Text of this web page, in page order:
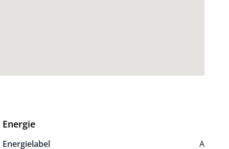
Energie
Energielabel
A